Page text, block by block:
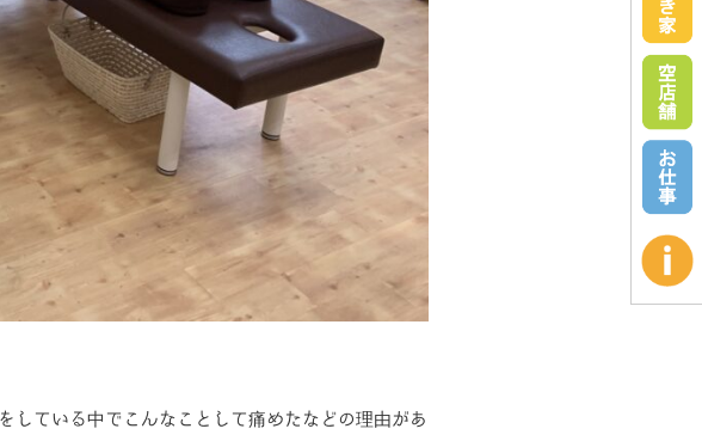
している中でこんなことして痛めたなどの理由があ